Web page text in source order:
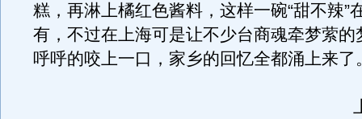
糕，再淋上橘红色酱料，这样一碗“甜不辣”
有，不过在上海可是让不少台商魂牵梦萦的
呼呼的咬上一口，家乡的回忆全都涌上来了
上